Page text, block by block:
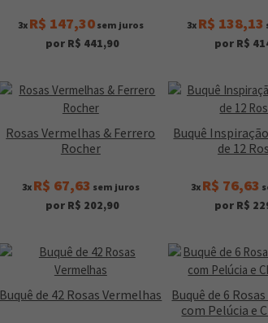
3x R$ 147,30sem juros
por R$ 441,90
3x R$ 138,13
por R$
Rosas Vermelhas & Ferrero
Rocher
3x R$ 67,63 sem juros
por R$ 202,90
Buquê
de 12
3x R$ 76,63
por R$
Buquê de 42 Rosas Vermelhas
Buquê de 6
com Pelúcia e